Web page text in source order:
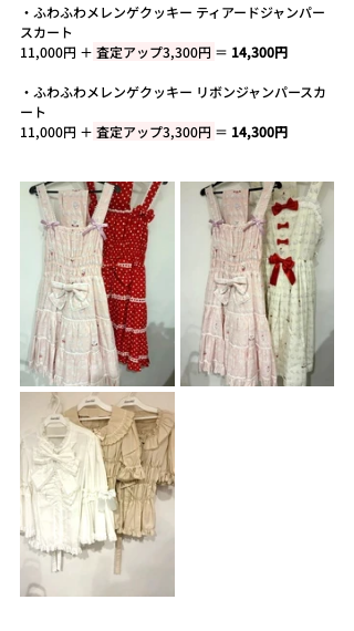
・ ふわふわメレンゲクッキー ティアードジャンパー
スカート
11,000円 ＋ 査定アップ3,300円 ＝ 14,300円
・ ふわふわメレンゲクッキー リボンジャンパースカ
ート
11,000円 ＋ 査定アップ3,300円 ＝ 14,300円